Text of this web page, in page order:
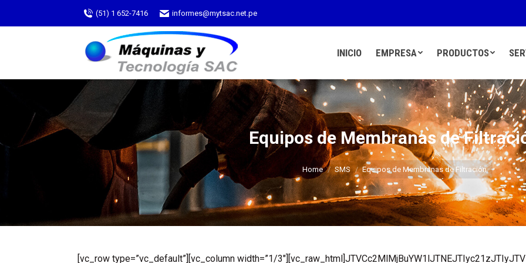
(51) 1 652-7416 informes@mytsac.net.pe
INICIO EMPRESA PRODUCTOS
Equipos de Membranas de
You are here:
Home SMS Equipos de Membranas de Filtración
[vc_row type=”vc_default”][vc_column width=”1/